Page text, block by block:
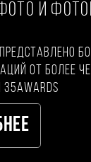
И
от более